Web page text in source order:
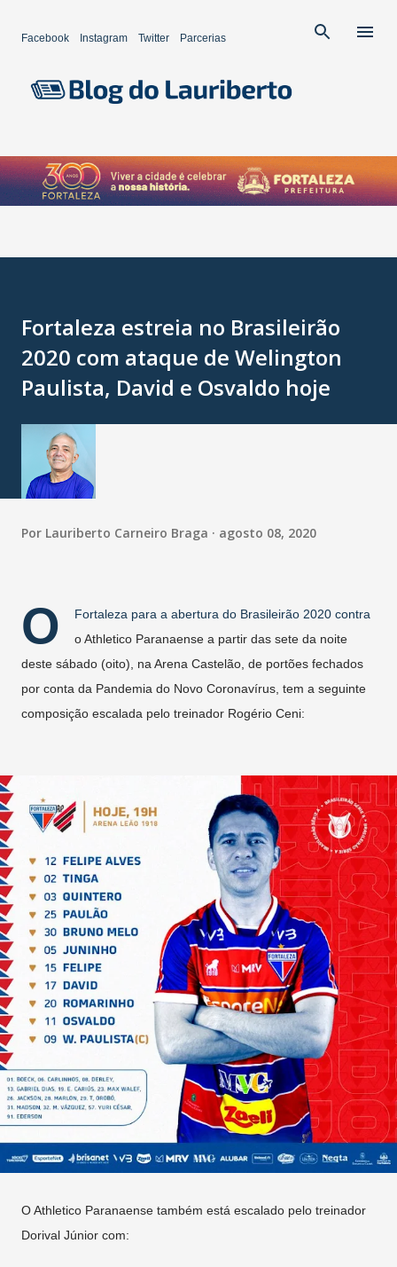
Pular para o conteúdo principal
Facebook Instagram Twitter Parcerias
Fortaleza estreia no Brasileirão
2020 com ataque de Welington
Paulista, David e Osvaldo hoje
Por Lauriberto Carneiro Braga agosto 08, 2020
O
Fortaleza para a abertura do Brasileirão 2020 contra
o Athletico Paranaense a partir das sete da noite
deste sábado (oito), na Arena Castelão, de portões fechados
por conta da Pandemia do Novo Coronavírus, tem a seguinte
composição escalada pelo treinador Rogério Ceni:
O Athletico Paranaense também está escalado pelo treinador
Dorival Júnior com: